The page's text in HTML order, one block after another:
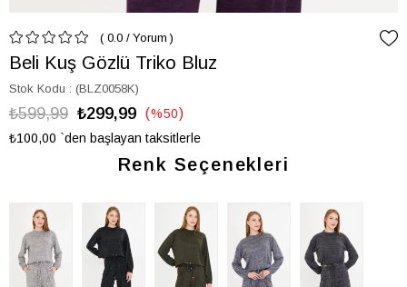
0.0 / Yorum
Beli Kuş Gözlü Triko Bluz
Stok Kodu (BLZ0058K)
₺599,99 ₺299,99 %50
İndirim
₺100,00 `den başlayan taksitlerle
Renk Seçenekleri